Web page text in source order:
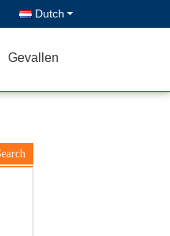
Dutch
Gevallen